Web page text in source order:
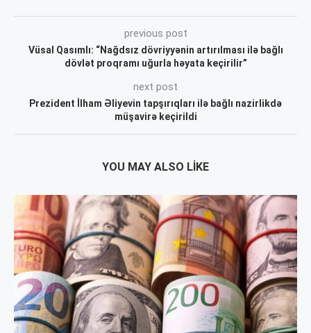
previous post
Vüsal Qasımlı: “Nağdsız dövriyyənin artırılması ilə bağlı
dövlət proqramı uğurla həyata keçirilir”
next post
Prezident İlham Əliyevin tapşırıqları ilə bağlı nazirlikdə
müşavirə keçirildi
YOU MAY ALSO LIKE